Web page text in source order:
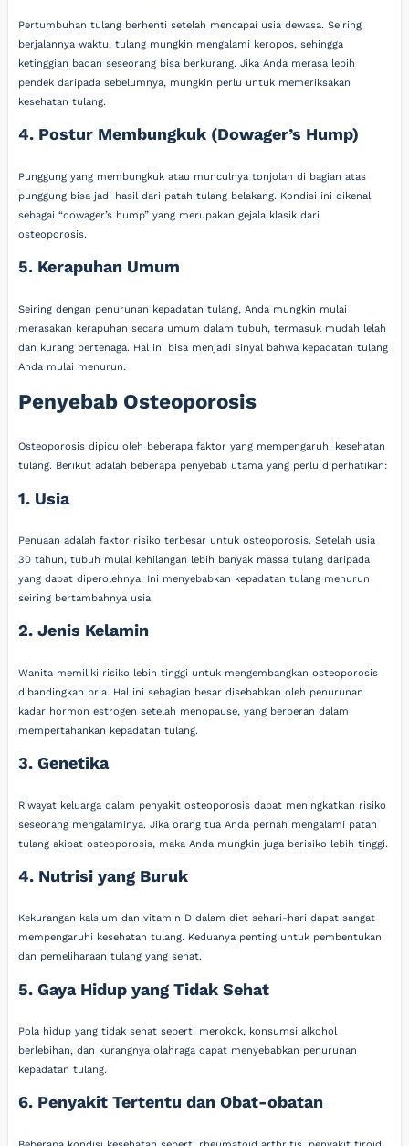
Pertumbuhan tulang berhenti setelah mencapai usia dewasa. Seiring
berjalannya waktu, tulang mungkin mengalami keropos, sehingga
ketinggian badan seseorang bisa berkurang. Jika Anda merasa lebih
pendek daripada sebelumnya, mungkin perlu untuk memeriksakan
kesehatan tulang.
4. Postur Membungkuk (Dowager’s Hump)
Punggung yang membungkuk atau munculnya tonjolan di bagian atas
punggung bisa jadi hasil dari patah tulang belakang. Kondisi ini dikenal
sebagai “dowager’s hump” yang merupakan gejala klasik dari
osteoporosis.
5. Kerapuhan Umum
Seiring dengan penurunan kepadatan tulang, Anda mungkin mulai
merasakan kerapuhan secara umum dalam tubuh, termasuk mudah lelah
dan kurang bertenaga. Hal ini bisa menjadi sinyal bahwa kepadatan tulang
Anda mulai menurun.
Penyebab Osteoporosis
Osteoporosis dipicu oleh beberapa faktor yang mempengaruhi kesehatan
tulang. Berikut adalah beberapa penyebab utama yang perlu diperhatikan:
1. Usia
Penuaan adalah faktor risiko terbesar untuk osteoporosis. Setelah usia
30 tahun, tubuh mulai kehilangan lebih banyak massa tulang daripada
yang dapat diperolehnya. Ini menyebabkan kepadatan tulang menurun
seiring bertambahnya usia.
2. Jenis Kelamin
Wanita memiliki risiko lebih tinggi untuk mengembangkan osteoporosis
dibandingkan pria. Hal ini sebagian besar disebabkan oleh penurunan
kadar hormon estrogen setelah menopause, yang berperan dalam
mempertahankan kepadatan tulang.
3. Genetika
Riwayat keluarga dalam penyakit osteoporosis dapat meningkatkan risiko
seseorang mengalaminya. Jika orang tua Anda pernah mengalami patah
tulang akibat osteoporosis, maka Anda mungkin juga berisiko lebih tinggi.
4. Nutrisi yang Buruk
Kekurangan kalsium dan vitamin D dalam diet sehari-hari dapat sangat
mempengaruhi kesehatan tulang. Keduanya penting untuk pembentukan
dan pemeliharaan tulang yang sehat.
5. Gaya Hidup yang Tidak Sehat
Pola hidup yang tidak sehat seperti merokok, konsumsi alkohol
berlebihan, dan kurangnya olahraga dapat menyebabkan penurunan
kepadatan tulang.
6. Penyakit Tertentu dan Obat-obatan